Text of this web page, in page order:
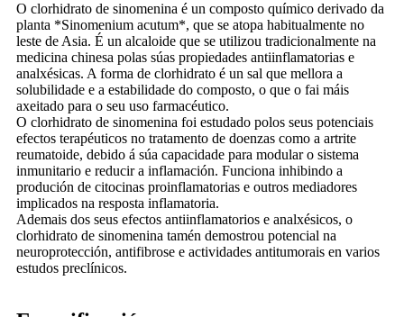
O clorhidrato de sinomenina é un composto químico derivado da
planta *Sinomenium acutum*, que se atopa habitualmente no
leste de Asia. É un alcaloide que se utilizou tradicionalmente na
medicina chinesa polas súas propiedades antiinflamatorias e
analxésicas. A forma de clorhidrato é un sal que mellora a
solubilidade e a estabilidade do composto, o que o fai máis
axeitado para o seu uso farmacéutico.
O clorhidrato de sinomenina foi estudado polos seus potenciais
efectos terapéuticos no tratamento de doenzas como a artrite
reumatoide, debido á súa capacidade para modular o sistema
inmunitario e reducir a inflamación. Funciona inhibindo a
produción de citocinas proinflamatorias e outros mediadores
implicados na resposta inflamatoria.
Ademais dos seus efectos antiinflamatorios e analxésicos, o
clorhidrato de sinomenina tamén demostrou potencial na
neuroprotección, antifibrose e actividades antitumorais en varios
estudos preclínicos.